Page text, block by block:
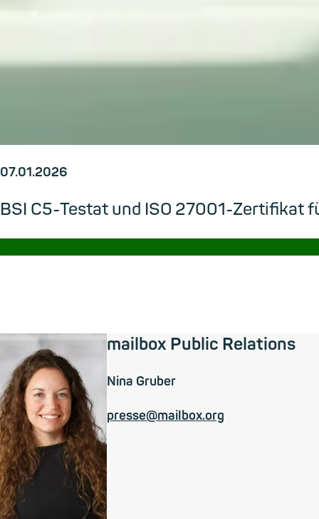
07.01.2026
BSI C5-Testat und ISO 27001-Zertifikat
mailbox Public Relations
Nina Gruber
presse@mailbox.org